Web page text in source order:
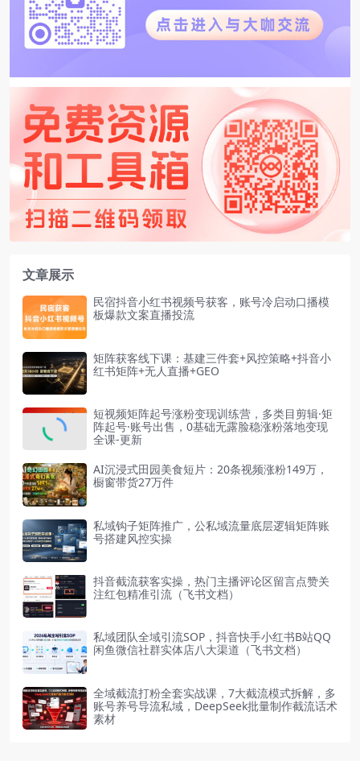
文章展示
民宿抖音小红书视频号获客，账号冷启动口播模
板爆款文案直播投流
矩阵获客线下课：基建三件套+风控策略+抖音小
红书矩阵+无人直播+GEO
短视频矩阵起号涨粉变现训练营，多类目剪辑·矩
阵起号·账号出售，0基础无露脸稳涨粉落地变现
全课-更新
AI沉浸式田园美食短片：20条视频涨粉149万，
橱窗带货27万件
私域钩子矩阵推广，公私域流量底层逻辑矩阵账
号搭建风控实操
抖音截流获客实操，热门主播评论区留言点赞关
注红包精准引流（飞书文档）
私域团队全域引流SOP，抖音快手小红书B站QQ
闲鱼微信社群实体店八大渠道（飞书文档）
全域截流打粉全套实战课，7大截流模式拆解，多
账号养号导流私域，DeepSeek批量制作截流话术
素材